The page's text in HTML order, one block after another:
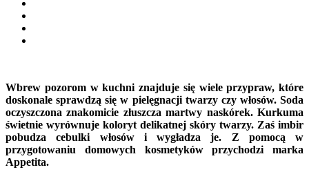
Wbrew pozorom w kuchni znajduje się wiele przypraw, które
doskonale sprawdzą się w pielęgnacji twarzy czy włosów. Soda
oczyszczona znakomicie złuszcza martwy naskórek. Kurkuma
świetnie wyrównuje koloryt delikatnej skóry twarzy. Zaś imbir
pobudza cebulki włosów i wygładza je. Z pomocą w
przygotowaniu domowych kosmetyków przychodzi marka
Appetita.